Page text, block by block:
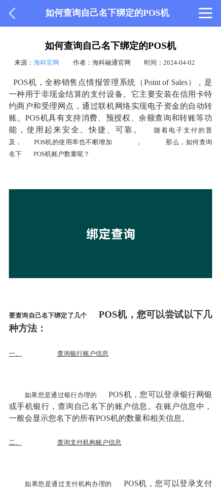
如何查询自己名下绑定的POS机
如何查询自己名下绑定的POS机
来源： 海科官网 作者：海科融通官网 时间：2024-04-02
POS机，全称销售点情报管理系统（Point of Sales），是
一种用于非现金结算的支付设备。它主要安装在信用卡特
约商户和受理网点，通过联机网络实现电子资金的自动转
账。POS机具有支持消费、预授权、余额查询和转账等功
能，使用起来安全、快捷、可靠。
随着电子支付的普
及，
POS机的使用率也不断增加 ，
那么，如何查询
名下
POS机账户数量呢？
要查询自己名下绑定了几个
POS机，您可以尝试以下几
种方法：
一、 查询银行账户信息
如果您是通过银行办理的
POS机，您可以登录银行网银
或手机银行，查询自己名下的账户信息。在账户信息中，
一般会显示您名下的所有POS机的数量和相关信息。
二、 查询支付机构账户信息
如果您是通过支付机构办理的
POS机，您可以登录支付